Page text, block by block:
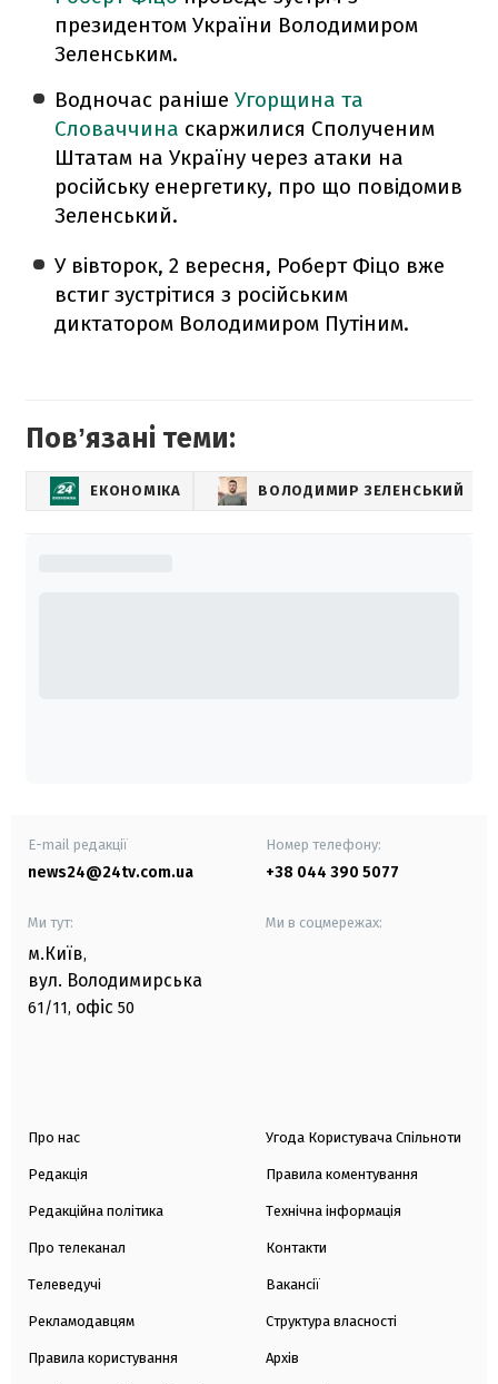
президентом України Володимиром
Зеленським.
Водночас ранішеУгорщина та
Словаччина скаржилися Сполученим
Штатам на Україну через атаки на
російську енергетику, про що повідомив
Зеленський.
У вівторок, 2 вересня, Роберт Фіцо вже
встиг зустрітися з російським
диктатором Володимиром Путіним.
Повʼязані теми:
ЕКОНОМІКА ВОЛОДИМИР ЗЕЛЕНСЬКИЙ
E-mail редакції
news24@24tv.com.ua
Номер телефону:
+38 044 390 5077
Ми тут:
м.Київ,
вул. Володимирська
61/11, офіс 50
Ми в соцмережах:
Про нас
Редакція
Редакційна політика
Про телеканал
Телеведучі
Рекламодавцям
Правила користування
Угода Користувача Спільноти
Правила коментування
Технічна інформація
Контакти
Вакансії
Структура власності
Архів